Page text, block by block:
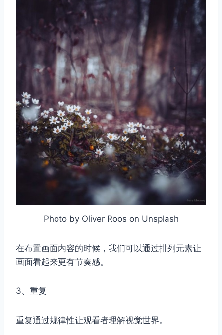
Photo by Oliver Roos on Unsplash
在布置画面内容的时候，我们可以通过排列元素让
画面看起来更有节奏感。
3、重复
重复通过规律性让观看者理解视觉世界。